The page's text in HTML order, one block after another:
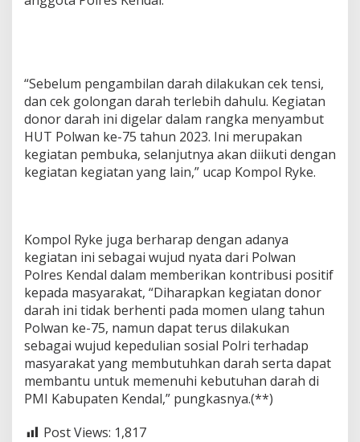
“Sebelum pengambilan darah dilakukan cek tensi,
dan cek golongan darah terlebih dahulu. Kegiatan
donor darah ini digelar dalam rangka menyambut
HUT Polwan ke-75 tahun 2023. Ini merupakan
kegiatan pembuka, selanjutnya akan diikuti dengan
kegiatan kegiatan yang lain,” ucap Kompol Ryke.
Kompol Ryke juga berharap dengan adanya
kegiatan ini sebagai wujud nyata dari Polwan
Polres Kendal dalam memberikan kontribusi positif
kepada masyarakat, “Diharapkan kegiatan donor
darah ini tidak berhenti pada momen ulang tahun
Polwan ke-75, namun dapat terus dilakukan
sebagai wujud kepedulian sosial Polri terhadap
masyarakat yang membutuhkan darah serta dapat
membantu untuk memenuhi kebutuhan darah di
PMI Kabupaten Kendal,” pungkasnya.(**)
Post Views: 1,817